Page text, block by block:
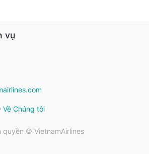
vụ
Về Chúng tôi
quyền © VietnamAirlines